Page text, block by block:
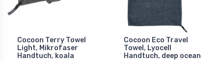
Cocoon Terry Towel
Light, Mikrofaser
Handtuch, koala
Cocoon Eco Travel
Towel, Lyocell
Handtuch, deep ocean